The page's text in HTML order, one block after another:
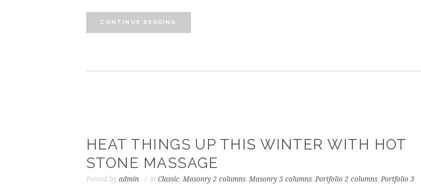
CONTINUE READING
HEAT THINGS UP THIS WINTER WITH HOT
STONE MASSAGE
Posted by admin in Classic, Masonry 2 columns, Masonry 3 columns, Portfolio 2 columns, Portfolio 3